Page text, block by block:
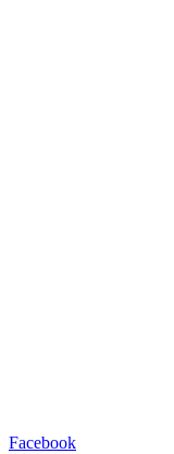
Facebook